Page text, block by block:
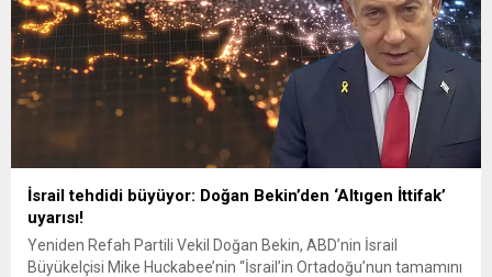
İsrail tehdidi büyüyor: Doğan Bekin’den ‘Altıgen İttifak’
uyarısı!
Yeniden Refah Partili Vekil Doğan Bekin, ABD’nin İsrail
Büyükelçisi Mike Huckabee’nin “İsrail’in Ortadoğu’nun tamamını